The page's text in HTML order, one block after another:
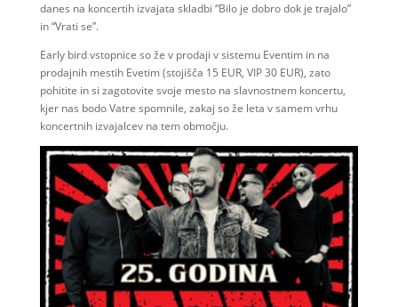
danes na koncertih izvajata skladbi “Bilo je dobro dok je trajalo”
in “Vrati se”.
Early bird vstopnice so že v prodaji v sistemu Eventim in na
prodajnih mestih Evetim (stojišča 15 EUR, VIP 30 EUR), zato
pohitite in si zagotovite svoje mesto na slavnostnem koncertu,
kjer nas bodo Vatre spomnile, zakaj so že leta v samem vrhu
koncertnih izvajalcev na tem območju.